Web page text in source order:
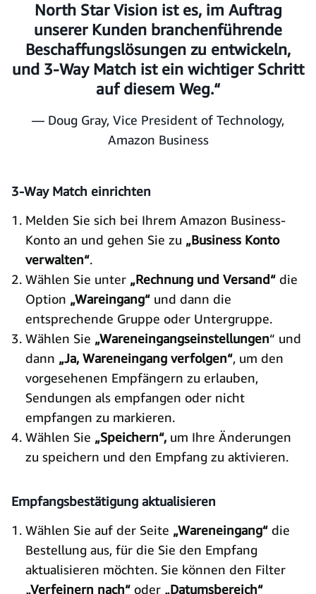
North Star Vision ist es, im Auftrag
unserer Kunden branchenführende
Beschaffungslösungen zu entwickeln,
und 3-Way Match ist ein wichtiger Schritt
auf diesem Weg.“
— Doug Gray, Vice President of Technology,
Amazon Business
3-Way Match einrichten
Melden Sie sich bei Ihrem Amazon Business-
Konto an und gehen Sie zu „Business Konto
verwalten“.
Wählen Sie unter „Rechnung und Versand“ die
Option „Wareingang“ und dann die
entsprechende Gruppe oder Untergruppe.
Wählen Sie „Wareneingangseinstellungen“ und
dann „Ja, Wareneingang verfolgen“, um den
vorgesehenen Empfängern zu erlauben,
Sendungen als empfangen oder nicht
empfangen zu markieren.
Wählen Sie „Speichern“, um Ihre Änderungen
zu speichern und den Empfang zu aktivieren.
Empfangsbestätigung aktualisieren
Wählen Sie auf der Seite „Wareneingang“ die
Bestellung aus, für die Sie den Empfang
aktualisieren möchten. Sie können den Filter
„Verfeinern nach“ oder „Datumsbereich“